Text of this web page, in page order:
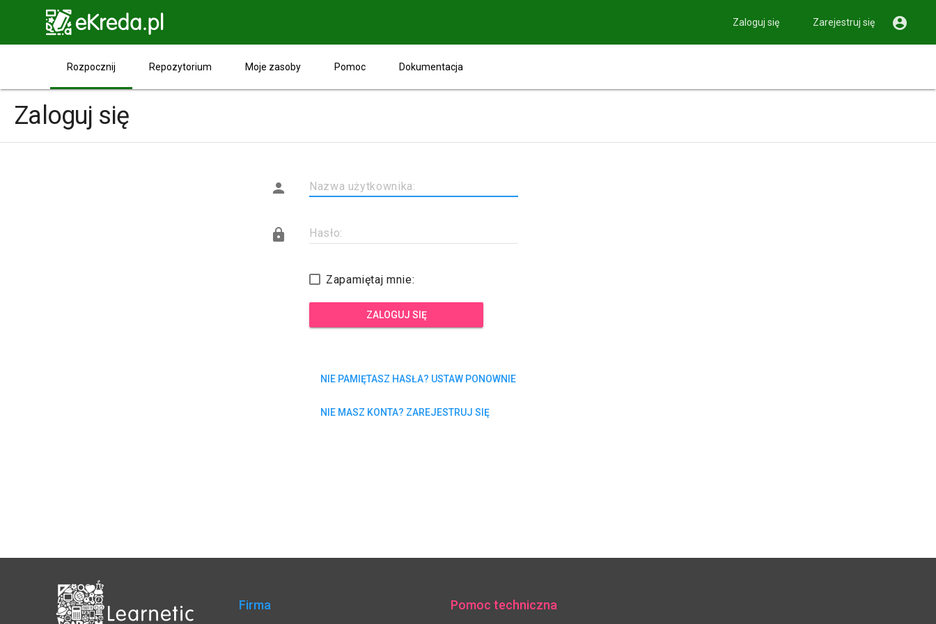
Zaloguj się Zarejestruj się 
Rozpocznij Repozytorium Moje zasoby Pomoc Dokumentacja
Zaloguj się
 Nazwa użytkownika:
 Hasło:
Zapamiętaj mnie:
ZALOGUJ SIĘ
NIE PAMIĘTASZ HASŁA? USTAW PONOWNIE
NIE MASZ KONTA? ZAREJESTRUJ SIĘ
Firma Pomoc techniczna